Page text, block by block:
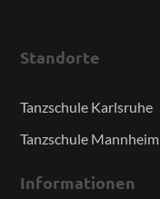
Standorte
Tanzschule Karlsruhe
Tanzschule Mannheim
Informationen